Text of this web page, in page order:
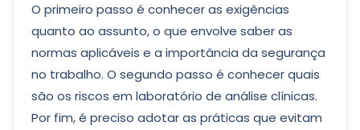
O primeiro passo é conhecer as exigências
quanto ao assunto, o que envolve saber as
normas aplicáveis e a importância da segurança
no trabalho. O segundo passo é conhecer quais
são os riscos em laboratório de análise clínicas.
Por fim, é preciso adotar as práticas que evitam